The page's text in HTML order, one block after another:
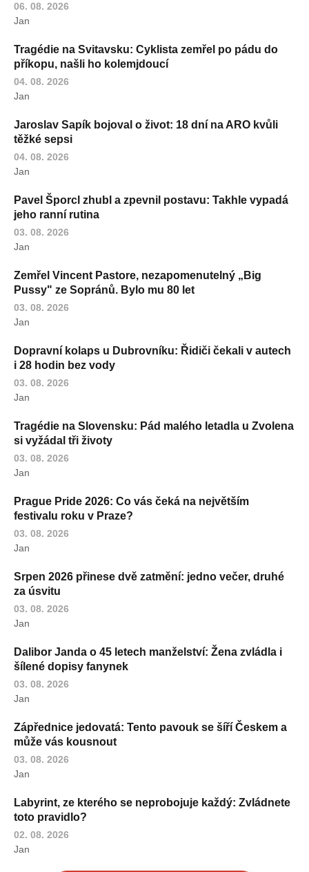
06. 08. 2026
Jan
Tragédie na Svitavsku: Cyklista zemřel po pádu do
příkopu, našli ho kolemjdoucí
04. 08. 2026
Jan
Jaroslav Sapík bojoval o život: 18 dní na ARO kvůli
těžké sepsi
04. 08. 2026
Jan
Pavel Šporcl zhubl a zpevnil postavu: Takhle vypadá
jeho ranní rutina
03. 08. 2026
Jan
Zemřel Vincent Pastore, nezapomenutelný „Big
Pussy" ze Sopránů. Bylo mu 80 let
03. 08. 2026
Jan
Dopravní kolaps u Dubrovníku: Řidiči čekali v autech
i 28 hodin bez vody
03. 08. 2026
Jan
Tragédie na Slovensku: Pád malého letadla u Zvolena
si vyžádal tři životy
03. 08. 2026
Jan
Prague Pride 2026: Co vás čeká na největším
festivalu roku v Praze?
03. 08. 2026
Jan
Srpen 2026 přinese dvě zatmění: jedno večer, druhé
za úsvitu
03. 08. 2026
Jan
Dalibor Janda o 45 letech manželství: Žena zvládla i
šílené dopisy fanynek
03. 08. 2026
Jan
Zápřednice jedovatá: Tento pavouk se šíří Českem a
může vás kousnout
03. 08. 2026
Jan
Labyrint, ze kterého se neprobojuje každý: Zvládnete
toto pravidlo?
02. 08. 2026
Jan